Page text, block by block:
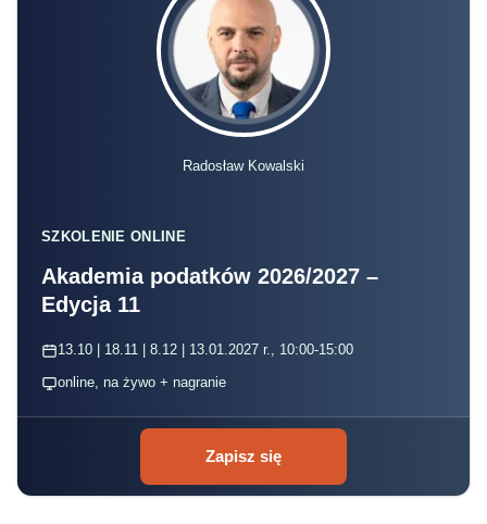
Radosław Kowalski
SZKOLENIE ONLINE
Akademia podatków 2026/2027 –
Edycja 11
13.10 | 18.11 | 8.12 | 13.01.2027 r., 10:00-15:00
online, na żywo + nagranie
Zapisz się